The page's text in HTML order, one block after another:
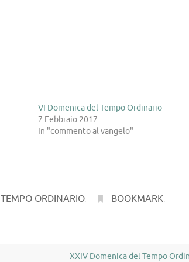
VI Domenica del Tempo Ordinario
7 Febbraio 2017
In "commento al vangelo"
TEMPO ORDINARIO. BOOKMARK
XXIV Domenica del Tempo